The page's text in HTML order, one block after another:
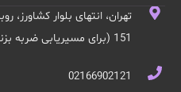
تهران، انتهای بلوار کشاورز،
151 (برای مسیریابی ضربه بزنید)
02166902121